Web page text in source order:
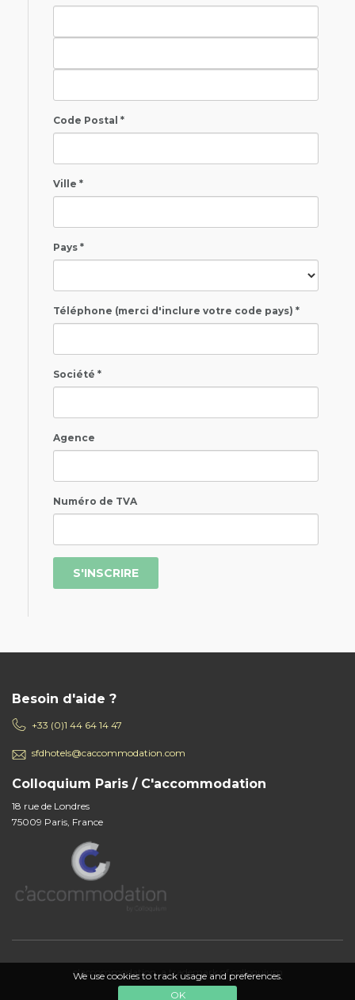
We use cookies to track usage and preferences.
OK
Code Postal *
Ville *
Pays *
Téléphone (merci d'inclure votre code pays) *
Société *
Agence
Numéro de TVA
Besoin d'aide ?
+33 (0)1 44 64 14 47
sfdhotels@caccommodation.com
Colloquium Paris / C'accommodation
18 rue de Londres
75009 Paris, France
c'accommodation, a trademark of colloquium